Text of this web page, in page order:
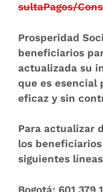
sultaPagos/
Prosperidad
beneficiarios
actualizada su
que es esencial
eficaz y sin
Para actualizar
los
siguientes
Bogotá: 601 379